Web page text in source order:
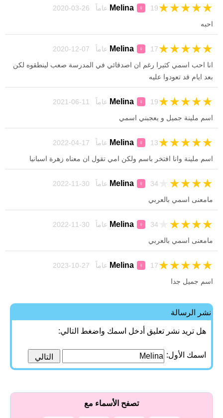
Melina ♀ 19 عاماً 26-03-2020 ★
★
★
★
★
احبه
Melina ♀ 17 عاماً 07-12-2020 ★
★
★
★
★
انا احب اسمي كثيرا رغم ان اصدقائي في المدرسة صعب لينطقوه لكن
بعد ايام قد تعودوا عليه
Melina ♀ 19 عاماً 11-06-2021 ★
★
★
★
★
اسم ملينة جميل و يعجبني اسمي
Melina ♀ 13 عاماً 17-04-2022 ★
★
★
★
★
اسم ملينة وانا افتخر باسم ولكن امي تقول ان معناه زهرة اسبانيا
Melina ♀ 34 عاماً 30-11-2022 ★
★
★
★
مامعنى اسمي بالعربي
Melina ♀ 34 عاماً 30-11-2022 ★
★
★
★
مامعنى اسمي بالعربي
Melina ♀ 17 عاماً 27-10-2023 ★
★
★
★
★
اسم جميل جدا
نشر الرسالة
هل تريد نشر تعليق أدخل اسمك واضغط التالي:
اسمك الأول:
تصفح الأسماء مع